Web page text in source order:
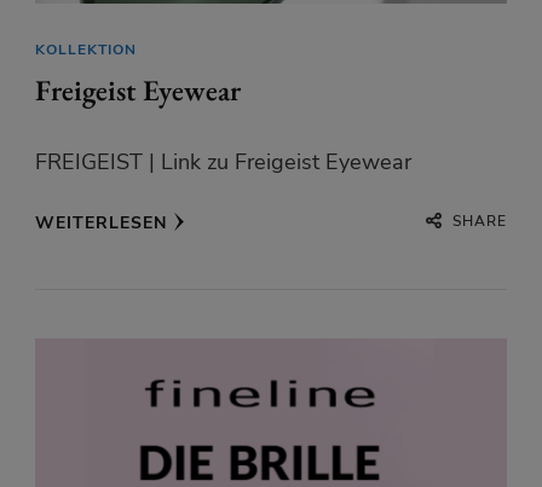
KOLLEKTION
Freigeist Eyewear
FREIGEIST | Link zu Freigeist Eyewear
WEITERLESEN SHARE